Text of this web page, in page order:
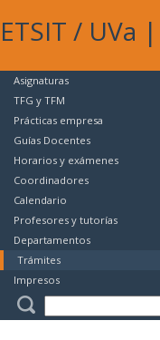
ETSIT / UVa |
Asignaturas
TFG y TFM
Prácticas empresa
Guías Docentes
Horarios y exámenes
Coordinadores
Calendario
Profesores y tutorías
Departamentos
Trámites
Impresos